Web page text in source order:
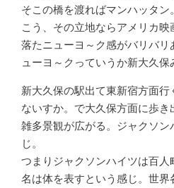
そこの橋を渡ればマンハッタン。
こう、その立地ならアメリカ
落たニューヨ～ク感がバリバ
ューヨ～クっていうか新大久保
新大久保の駅出て東新宿方面
ないすか。で大久保方面に歩
雑多景観が広がる。ジャクソ
じ。
つまりジャクソンハイツは百
名は体を表すという感じ。世